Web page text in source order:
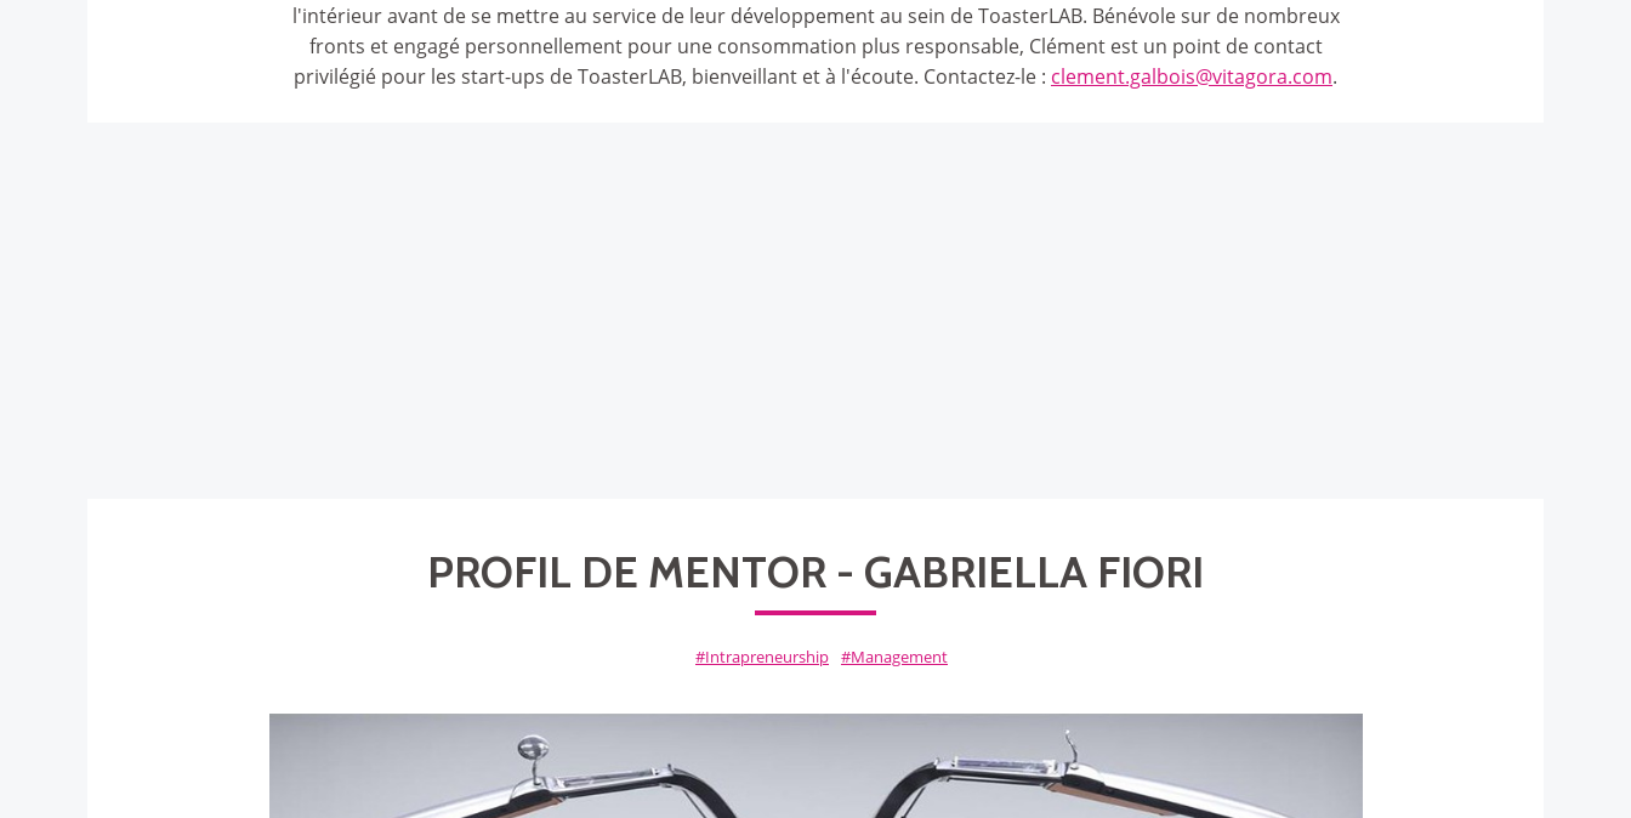
l'intérieur avant de se mettre au service de leur développement au sein de ToasterLAB. Bénévole sur de nombreux
fronts et engagé personnellement pour une consommation plus responsable, Clément est un point de contact
privilégié pour les start-ups de ToasterLAB, bienveillant et à l'écoute. Contactez-le : clement.galbois@vitagora.com.
PROFIL DE MENTOR - GABRIELLA FIORI
Intrapreneurship Management